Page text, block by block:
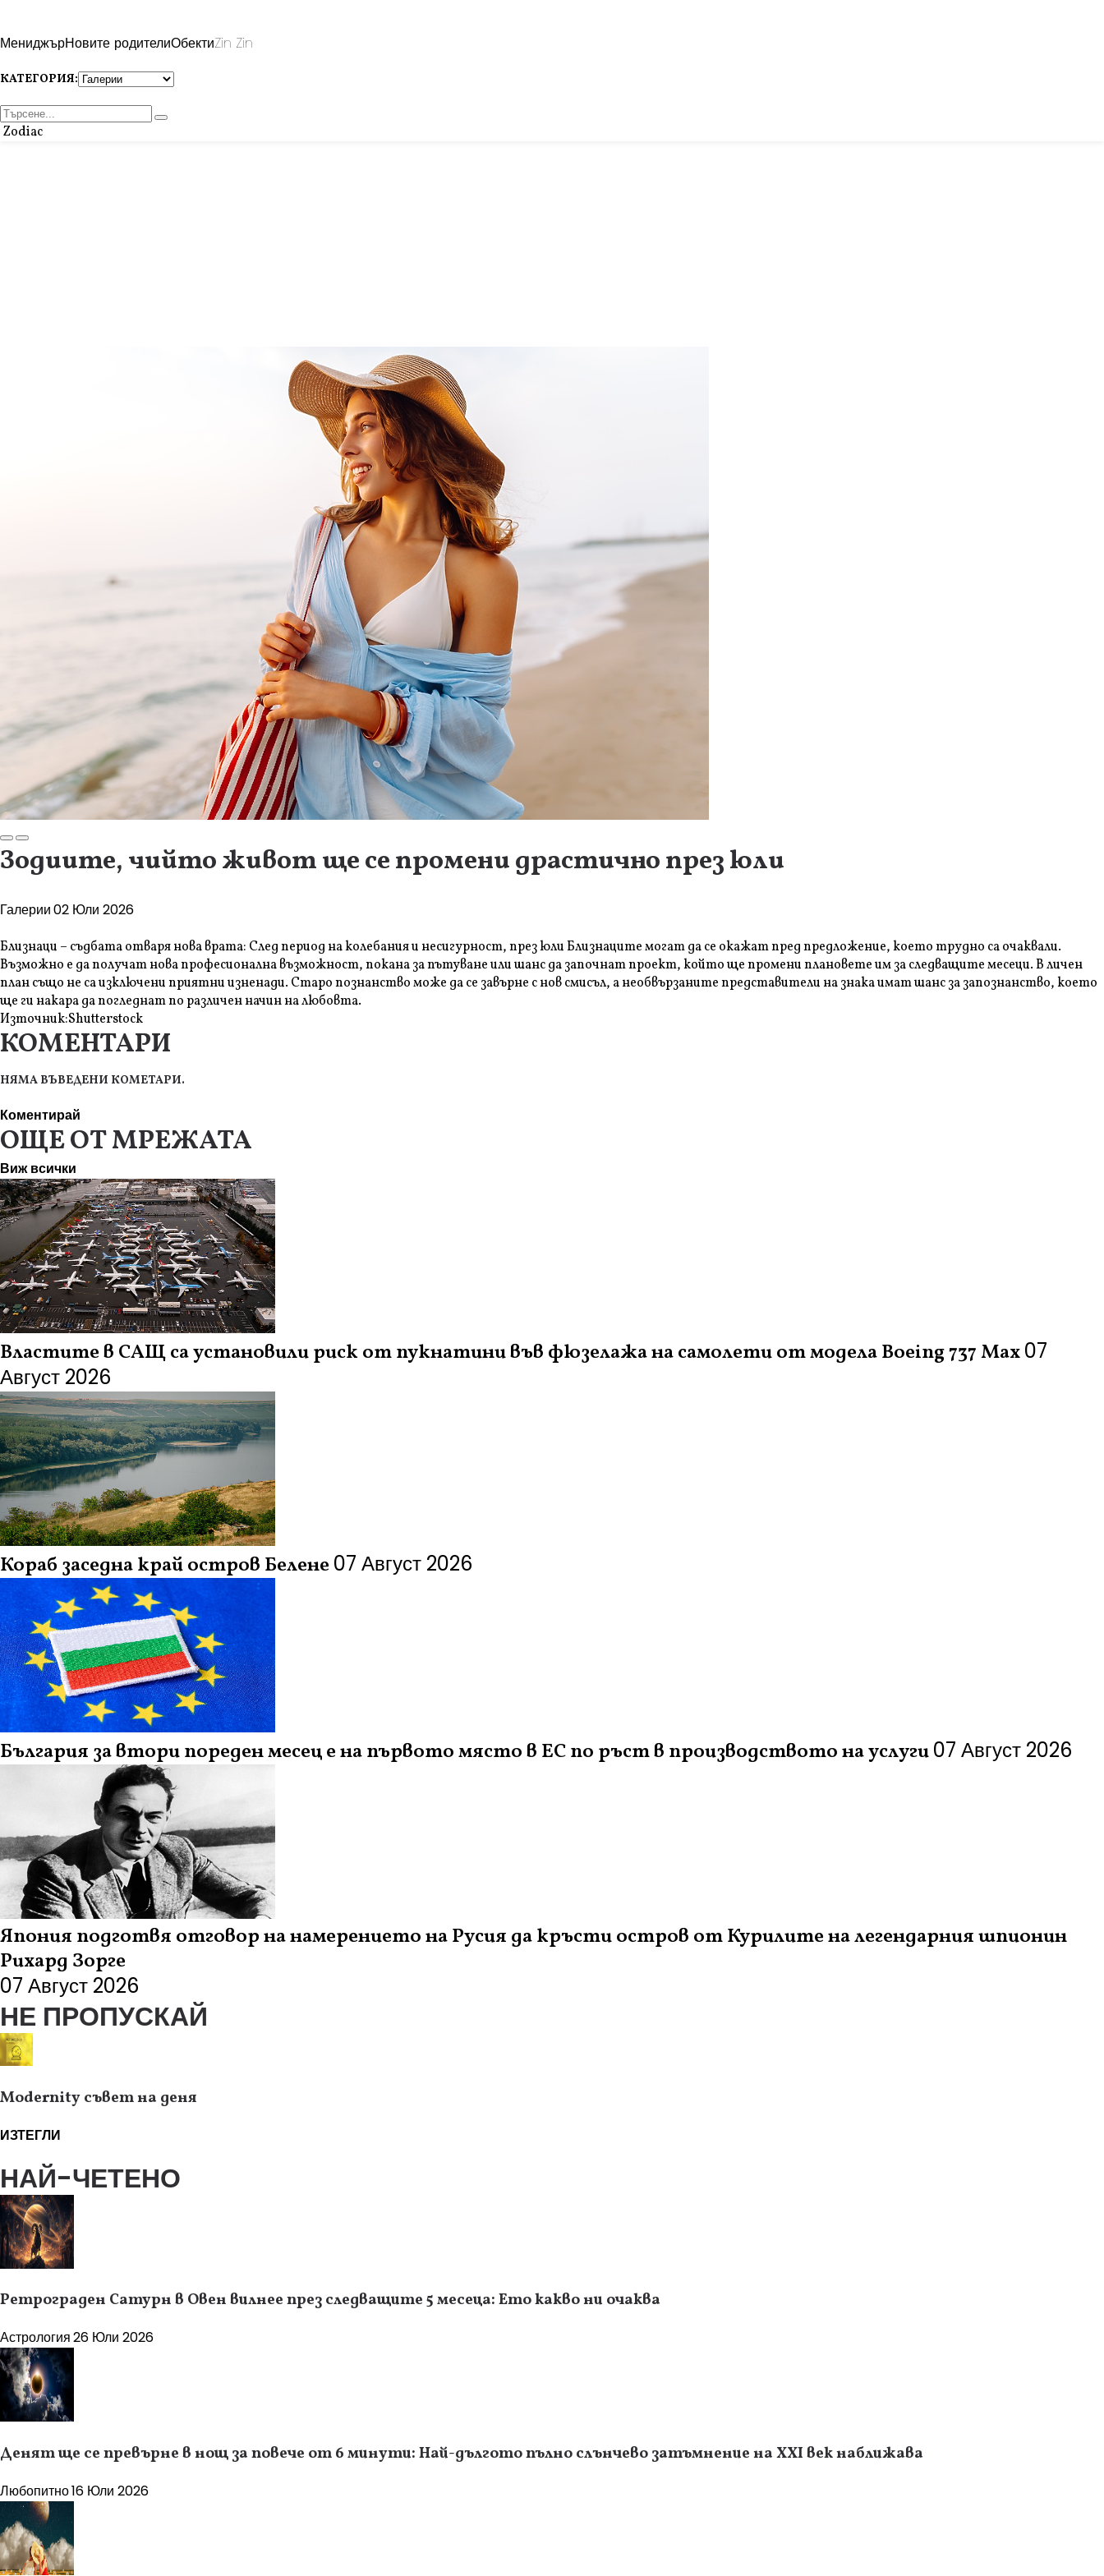
МениджърНовите родителиОбектиZin Zin
КАТЕГОРИЯ:
Zodiac
Зодиите, чийто живот ще се промени драстично през юли
Галерии02 Юли 2026
Близнаци – съдбата отваря нова врата: След период на колебания и несигурност, през юли Близнаците могат да се окажат пред предложение, което трудно са очаквали.
Възможно е да получат нова професионална възможност, покана за пътуване или шанс да започнат проект, който ще промени плановете им за следващите месеци. В личен
план също не са изключени приятни изненади. Старо познанство може да се завърне с нов смисъл, а необвързаните представители на знака имат шанс за запознанство, което
ще ги накара да погледнат по различен начин на любовта.
Източник:Shutterstock
КОМЕНТАРИ
НЯМА ВЪВЕДЕНИ КОМЕТАРИ.
Коментирай
ОЩЕ ОТ МРЕЖАТА
Виж всички
Властите в САЩ са установили риск от пукнатини във фюзелажа на самолети от модела Boeing 737 Max07
Август 2026
Кораб заседна край остров Белене 07 Август 2026
България за втори пореден месец е на първото място в ЕС по ръст в производството на услуги07 Август 2026
Япония подготвя отговор на намерението на Русия да кръсти остров от Курилите на легендарния шпионин
Рихард Зорге
07 Август 2026
НЕ ПРОПУСКАЙ
Modernity съвет на деня
ИЗТЕГЛИ
НАЙ-ЧЕТЕНО
Ретрограден Сатурн в Овен вилнее през следващите 5 месеца: Ето какво ни очаква
Астрология26 Юли 2026
Денят ще се превърне в нощ за повече от 6 минути: Най-дългото пълно слънчево затъмнение на XXI век наближава
Любопитно16 Юли 2026